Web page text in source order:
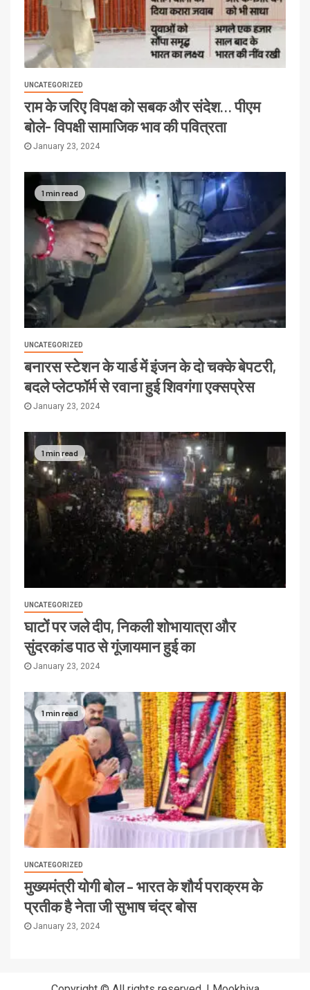
UNCATEGORIZED
राम के जरिए विपक्ष को सबक और संदेश… पीएम
बोले- विपक्षी सामाजिक भाव की पवित्रता
January 23, 2024
1 min read
UNCATEGORIZED
बनारस स्टेशन के यार्ड में इंजन के दो चक्के बेपटरी,
बदले प्लेटफॉर्म से रवाना हुई शिवगंगा एक्सप्रेस
January 23, 2024
1 min read
UNCATEGORIZED
घाटों पर जले दीप, निकली शोभायात्रा और
सुंदरकांड पाठ से गूंजायमान हुई का
January 23, 2024
1 min read
UNCATEGORIZED
मुख्यमंत्री योगी बोल – भारत के शौर्य पराक्रम के
प्रतीक है नेता जी सुभाष चंद्र बोस
January 23, 2024